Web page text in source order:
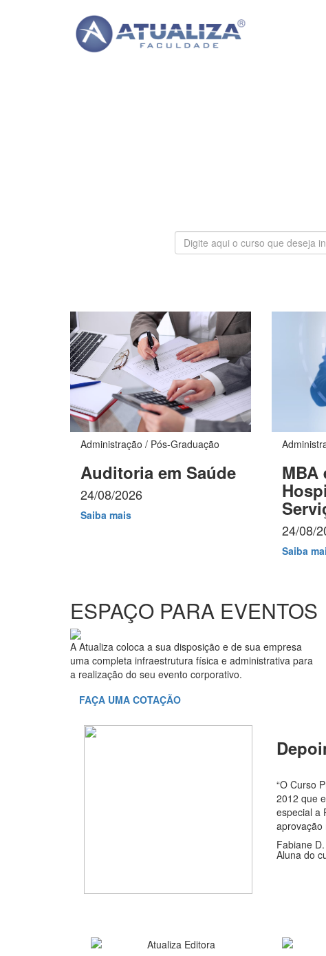
Administração / Pós-Graduação
Auditoria em Saúde
24/08/2026
Saiba mais
MBA
24/08/
Saiba
ESPAÇO PARA EVENTOS
A Atualiza coloca a sua disposição e de sua empresa
uma completa infraestrutura física e administrativa para
a realização do seu evento corporativo.
FAÇA UMA COTAÇÃO
“O Curso
2012 que
especial a
aprovação
Fabiane
Aluna do